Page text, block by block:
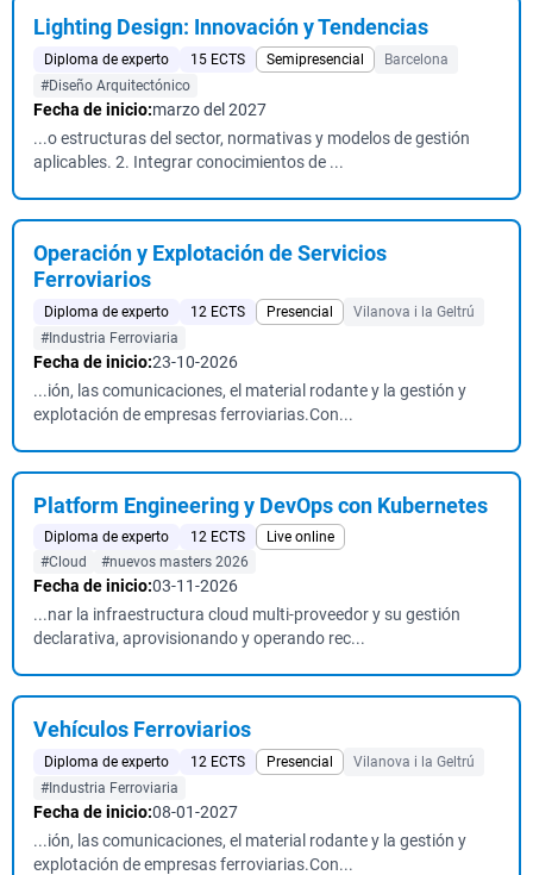
Lighting Design: Innovación y Tendencias
Diploma de experto 15 ECTS Semipresencial
Barcelona
#Diseño Arquitectónico
Fecha de inicio:marzo del 2027
...o estructuras del sector, normativas y modelos de gestión
aplicables. 2. Integrar conocimientos de ...
Operación y Explotación de Servicios
Ferroviarios
Diploma de experto 12 ECTS Presencial
Vilanova i la Geltrú
#Industria Ferroviaria
Fecha de inicio:23-10-2026
...ión, las comunicaciones, el material rodante y la gestión y
explotación de empresas ferroviarias.Con...
Platform Engineering y DevOps con Kubernetes
Diploma de experto 12 ECTS
Live online
#Cloud
#nuevos masters 2026
Fecha de inicio:03-11-2026
...nar la infraestructura cloud multi-proveedor y su gestión
declarativa, aprovisionando y operando rec...
Vehículos Ferroviarios
Diploma de experto 12 ECTS Presencial
Vilanova i la Geltrú
#Industria Ferroviaria
Fecha de inicio:08-01-2027
...ión, las comunicaciones, el material rodante y la gestión y
explotación de empresas ferroviarias.Con...